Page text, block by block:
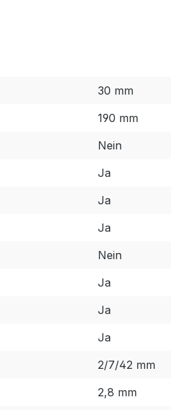
30 mm
190 mm
Nein
Ja
Ja
Ja
Nein
Ja
Ja
Ja
2/7/42 mm
2,8 mm